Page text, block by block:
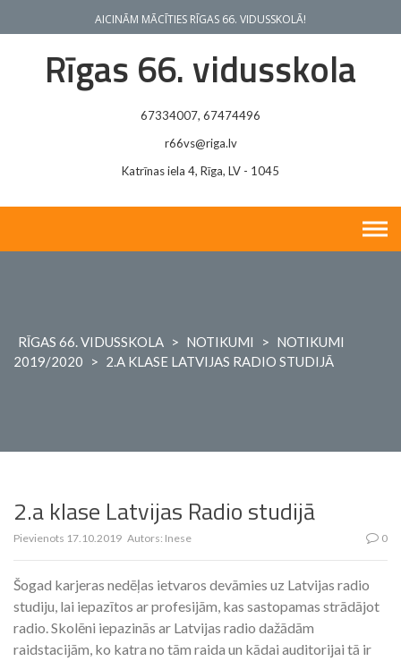
AICINĀM MĀCĪTIES RĪGAS 66. VIDUSSKOLĀ!
Rīgas 66. vidusskola
67334007, 67474496
r66vs@riga.lv
Katrīnas iela 4, Rīga, LV - 1045
RĪGAS 66. VIDUSSKOLA > NOTIKUMI > NOTIKUMI
2019/2020
> 2.A KLASE LATVIJAS RADIO STUDIJĀ
2.a klase Latvijas Radio studijā
Pievienots 17.10.2019 Autors: Inese 0
Šogad karjeras nedēļas ietvaros devāmies uz Latvijas radio
studiju, lai iepazītos ar profesijām, kas sastopamas strādājot
radio. Skolēni iepazinās ar Latvijas radio dažādām
raidstacijām, ko katra no tām raida un kādai auditorijai tā ir